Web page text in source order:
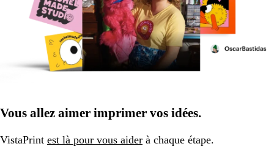
Vous allez aimer imprimer vos idées.
VistaPrint est là pour vous aider à chaque étape.